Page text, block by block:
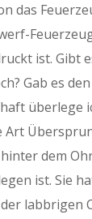
das
ist. Gibt
Gab es
überlege
Art
dem
ist. Sie
labbrigen